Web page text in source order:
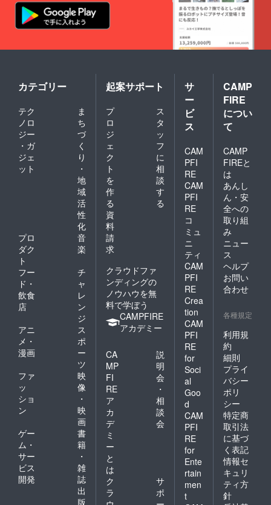
カテゴリー
テク
ノロ
ジー
・ガ
ジェ
ット
ま
ち
づ
く
り
・
地
域
活
性
化
プロ
ダク
ト
音
楽
フー
ド・
飲食
店
チ
ャ
レ
ン
ジ
アニ
メ・
漫画
ス
ポ
ー
ツ
ファ
ッ
ショ
ン
映
像
・
映
画
ゲー
ム・
サー
ビス
開発
書
籍
・
雑
誌
出
版
起案サポート
プ
ロ
ジ
ェ
ク
ト
を
作
る
ス
タ
ッ
フ
に
相
談
す
る
資
料
請
求
クラウドファ
ンディングの
ノウハウを無
料で学ぼう
CAMPFIRE
アカデミー
CA
MP
FI
RE
ア
カ
デ
ミ
ー
と
は
説
明
会
・
相
談
会
ク
ラ
サ
ポ
サ
ー
ビ
ス
CAM
PFI
RE
CAM
PFI
RE
コ
ミュ
ニ
ティ
CAM
PFI
RE
Crea
tion
CAM
PFI
RE
for
Soci
al
Goo
d
CAM
PFI
RE
for
Ente
rtain
men
t
CAMP
FIRE
につい
て
CAMP
FIREと
は
あんし
ん・安
全への
取り組
み
ニュー
ス
ヘルプ
お問い
合わせ
各種規定
利用規
約
細則
プライ
バシー
ポリ
シー
特定商
取引法
に基づ
く表記
情報セ
キュリ
ティ方
針